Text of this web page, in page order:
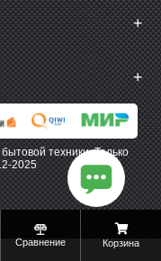
Сравнение Корзина
+
+
техники. Только
2025